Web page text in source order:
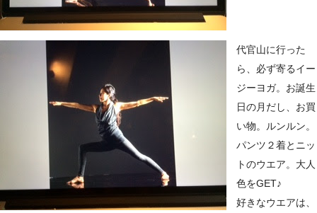
代官山に行った
ら、必ず寄るイー
ジーヨガ。お誕生
日の月だし、お買
い物。ルンルン。
パンツ２着とニッ
トのウエア。大人
色をGET♪
好きなウエアは、